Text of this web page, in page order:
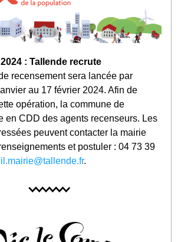
: Tallende recrute
recensement sera lancée par
au 17 février 2024. Afin de
opération, la commune de
en CDD des agents recenseurs. Les
peuvent contacter la mairie
et postuler : 04 73 39
.